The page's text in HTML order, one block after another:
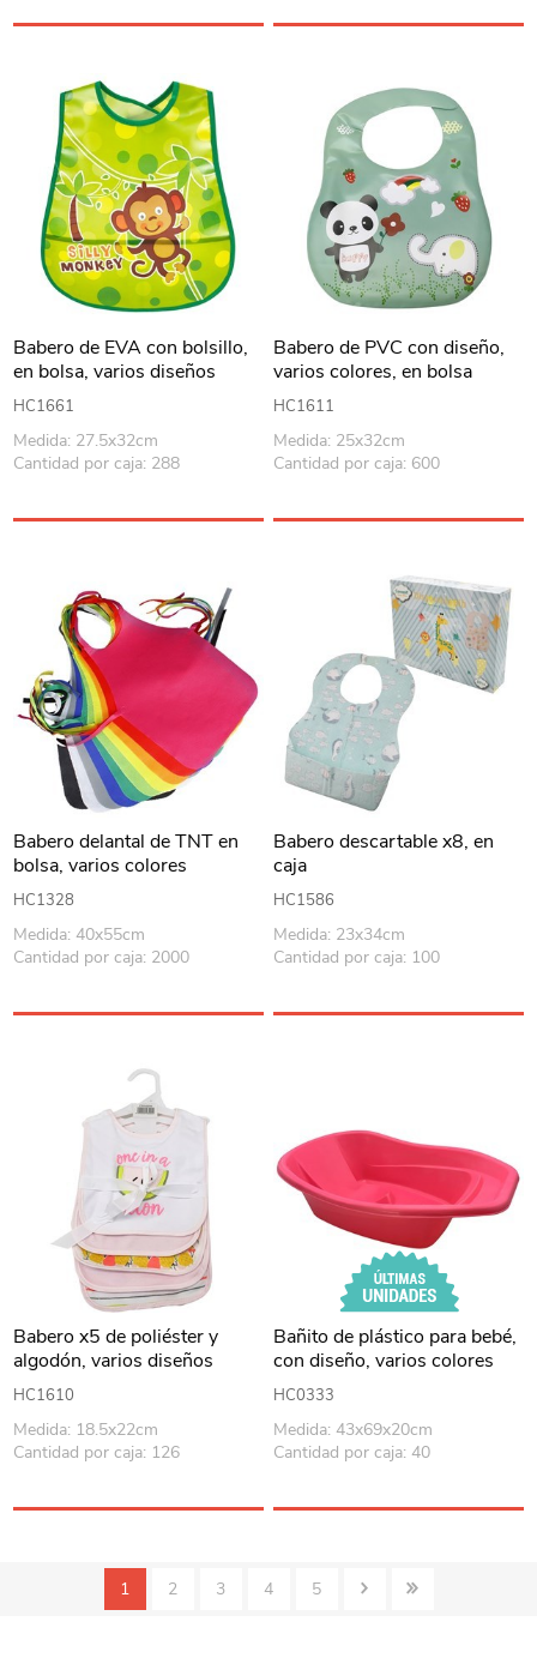
Babero de EVA con bolsillo,
en bolsa, varios diseños
MOMEASY
HC1661
Medida: 27.5x32cm
Cantidad por caja: 288
Babero de PVC con diseño,
varios colores, en bolsa
HC1611
Medida: 25x32cm
Cantidad por caja: 600
Babero delantal de TNT en
bolsa, varios colores
HC1328
Medida: 40x55cm
Cantidad por caja: 2000
Babero descartable x8, en
caja
HC1586
Medida: 23x34cm
Cantidad por caja: 100
Babero x5 de poliéster y
algodón, varios diseños
HC1610
Medida: 18.5x22cm
Cantidad por caja: 126
Bañito de plástico para bebé,
con diseño, varios colores
HC0333
Medida: 43x69x20cm
Cantidad por caja: 40
1 2 3 4 5